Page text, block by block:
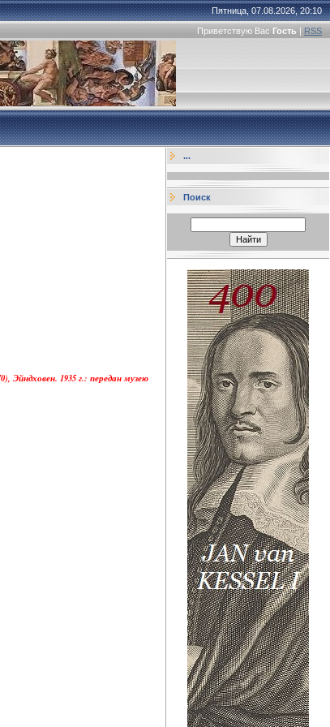
Пятница, 07.08.2026, 20:10
Приветствую Вас Гость | RSS
Эйндховен. 1935 г.: передан музею
...
Поиск